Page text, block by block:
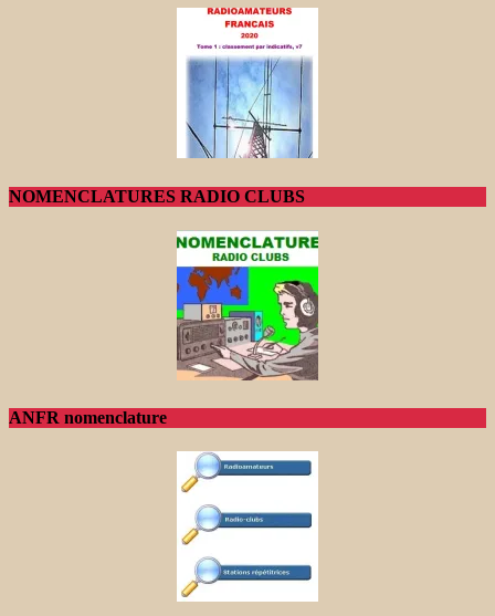
NOMENCLATURES RADIO CLUBS
ANFR nomenclature